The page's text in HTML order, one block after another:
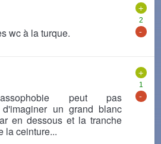
+
2
-
wc à la turque.
+
1
-
peut pas
d'imaginer un grand blanc
en dessous et la tranche
la ceinture...